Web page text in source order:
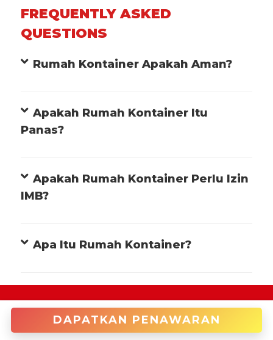
DAPATKAN PENAWARAN
FREQUENTLY ASKED
QUESTIONS
Rumah Kontainer Apakah Aman?
Apakah Rumah Kontainer Itu
Panas?
Apakah Rumah Kontainer Perlu Izin
IMB?
Apa Itu Rumah Kontainer?
+622122946966 (Cakung)
enquiries@tradecorp.co.id